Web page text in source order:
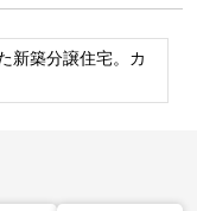
新築分譲住宅。カ